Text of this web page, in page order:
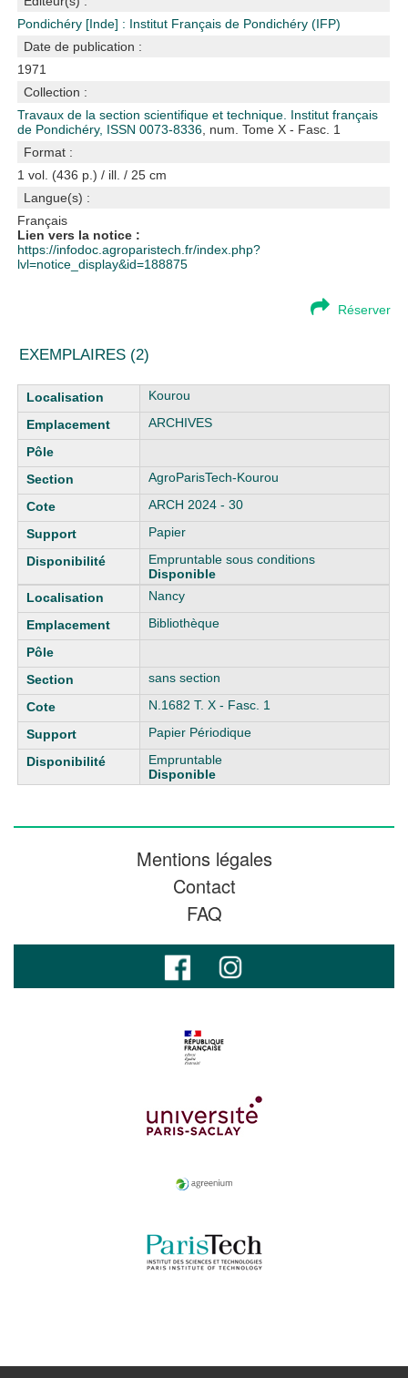
Pondichéry [Inde] : Institut Français de Pondichéry (IFP)
Date de publication :
1971
Collection :
Travaux de la section scientifique et technique. Institut français
de Pondichéry, ISSN 0073-8336 , num. Tome X - Fasc. 1
Format :
1 vol. (436 p.) / ill. / 25 cm
Langue(s) :
Français
Lien vers la notice :
https://infodoc.agroparistech.fr/index.php?
lvl=notice_display&id=188875
Réserver
EXEMPLAIRES (2)
Liste des exemplaires
Kourou
ARCHIVES
AgroParisTech-Kourou
ARCH 2024 - 30
Papier
Empruntable sous conditions
Disponible
Nancy
Bibliothèque
sans section
N.1682 T. X - Fasc. 1
Papier Périodique
Empruntable
Disponible
Mentions légales
Contact
FAQ